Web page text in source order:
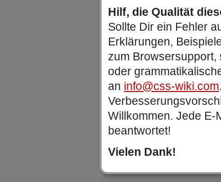
Hilf, die Qualität
Sollte Dir ein Fehler
Erklärungen,
zum
oder
an info@css-wiki.com
Willkommen. Jede E-
beantwortet!
Vielen Dank!